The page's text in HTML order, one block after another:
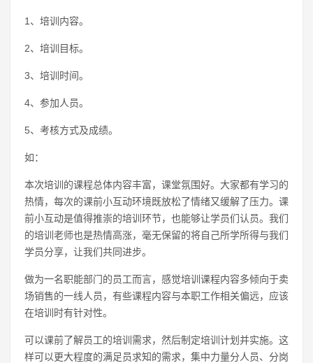
1、培训内容。
2、培训目标。
3、培训时间。
4、参加人员。
5、考核方式及成绩。
如：
本次培训的课程总体内容丰富，课堂氛围好。大家都有学习的
热情，每次的课前小互动环境既放松了情绪又缓解了压力。课
前小互动是值得推崇的培训环节，也能够让学员们认员。我们
的培训老师也是热情高涨，毫无保留的将自己所学所得与我们
学员分享，让我们共同进步。
做为一名职能部门的员工而言，感觉培训课程内容多倾向于卖
场销售的一线人员，有些课程内容与本职工作相关偏远，应该
在培训时有针对性。
可以课前了解员工的培训需求，然后制定培训计划并实施。这
样可以更大程度的满足员求知的需求，集中力量分人员、分岗